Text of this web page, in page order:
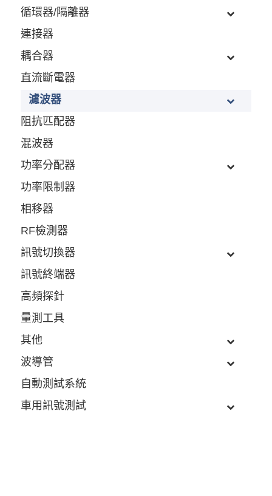
循環器/隔離器
連接器
耦合器
直流斷電器
濾波器
阻抗匹配器
混波器
功率分配器
功率限制器
相移器
RF檢測器
訊號切換器
訊號終端器
高頻探針
量測工具
其他
波導管
自動測試系統
車用訊號測試